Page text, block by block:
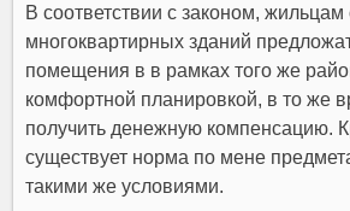
В соответствии с законом,
многоквартирных зданий
помещения в в рамках того же
комфортной планировкой, в то же
получить денежную компенсацию.
существует норма по мене
такими же условиями.